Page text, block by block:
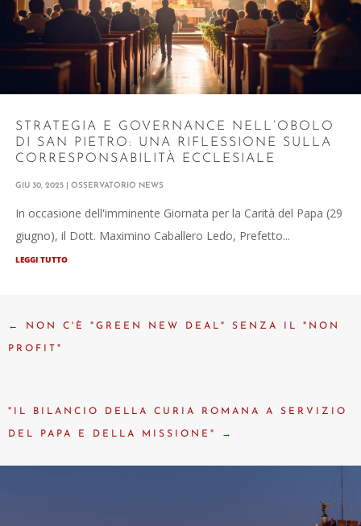
STRATEGIA E GOVERNANCE NELL’OBOLO
DI SAN PIETRO: UNA RIFLESSIONE SULLA
CORRESPONSABILITÀ ECCLESIALE
GIU 30, 2025 OSSERVATORIO NEWS
In occasione dell'imminente Giornata per la Carità del Papa (29
giugno), il Dott. Maximino Caballero Ledo, Prefetto...
LEGGI TUTTO
← NON C'È "GREEN NEW DEAL" SENZA IL "NON
PROFIT"
"IL BILANCIO DELLA CURIA ROMANA A SERVIZIO
DEL PAPA E DELLA MISSIONE" →